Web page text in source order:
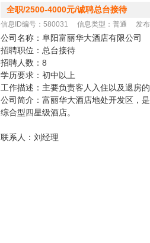
全职/2500-4000元/诚聘总台接待
信息ID编号：580031 信息类型：普通 发布
公司名称：阜阳富丽华大酒店有限公司
招聘职位：总台接待
招聘人数：8
学历要求：初中以上
工作描述：主要负责客人入住以及退房
公司简介：富丽华大酒店地处开发区，
综合型四星级酒店。
联系人：刘经理